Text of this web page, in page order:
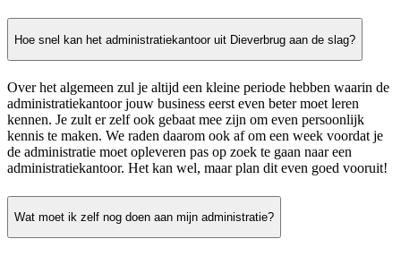
Hoe snel kan het administratiekantoor uit Dieverbrug aan de slag?
Over het algemeen zul je altijd een kleine periode hebben waarin de
administratiekantoor jouw business eerst even beter moet leren
kennen. Je zult er zelf ook gebaat mee zijn om even persoonlijk
kennis te maken. We raden daarom ook af om een week voordat je
de administratie moet opleveren pas op zoek te gaan naar een
administratiekantoor. Het kan wel, maar plan dit even goed vooruit!
Wat moet ik zelf nog doen aan mijn administratie?